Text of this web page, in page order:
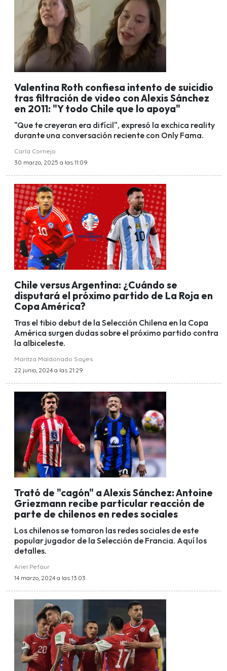
Valentina Roth confiesa intento de suicidio
tras filtración de video con Alexis Sánchez
en 2011: "Y todo Chile que lo apoya"
"Que te creyeran era difícil", expresó la exchica reality
durante una conversación reciente con Only Fama.
Carla Cornejo
30 marzo, 2025 a las 11:09
Chile versus Argentina: ¿Cuándo se
disputará el próximo partido de La Roja en
Copa América?
Tras el tibio debut de la Selección Chilena en la Copa
América surgen dudas sobre el próximo partido contra
la albiceleste.
Maritza Maldonado Sayes
22 junio, 2024 a las 21:29
Trató de "cagón" a Alexis Sánchez: Antoine
Griezmann recibe particular reacción de
parte de chilenos en redes sociales
Los chilenos se tomaron las redes sociales de este
popular jugador de la Selección de Francia. Aquí los
detalles.
Ariel Pefaur
14 marzo, 2024 a las 13:03